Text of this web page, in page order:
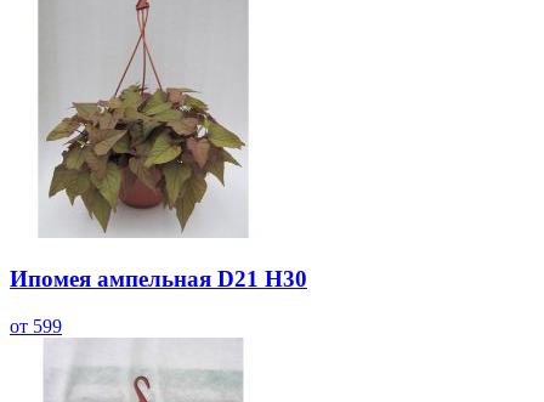
Ипомея ампельная D21 Н30
от 599